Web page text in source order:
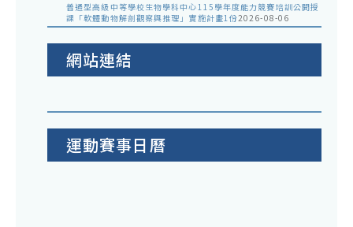
普通型高級中等學校生物學科中心115學年度能力競賽培訓公開授
課「軟體動物解剖觀察與推理」實施計畫1份2026-08-06
網站連結
運動賽事日曆